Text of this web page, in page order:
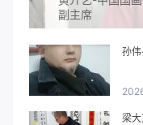
副主席
孙
梁